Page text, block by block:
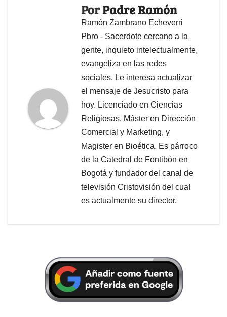
PorPadre Ramón
Ramón Zambrano Echeverri
Pbro - Sacerdote cercano a la
gente, inquieto intelectualmente,
evangeliza en las redes
sociales. Le interesa actualizar
el mensaje de Jesucristo para
hoy. Licenciado en Ciencias
Religiosas, Máster en Dirección
Comercial y Marketing, y
Magister en Bioética. Es párroco
de la Catedral de Fontibón en
Bogotá y fundador del canal de
televisión Cristovisión del cual
es actualmente su director.